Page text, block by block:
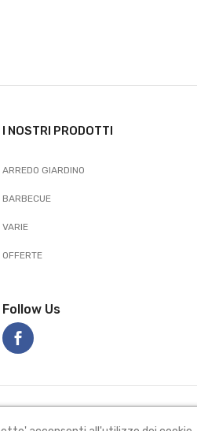
I NOSTRI PRODOTTI
ARREDO GIARDINO
BARBECUE
VARIE
OFFERTE
Follow Us